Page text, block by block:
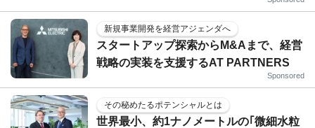
新規事業開発を経営アジェンダへ
スタートアップ探索からM&Aまで、経営
戦略の実装を支援するAT PARTNERS
Sponsored
その秘めたるポテンシャルとは
世界最小、約1ナノメートルの｢微細水粒